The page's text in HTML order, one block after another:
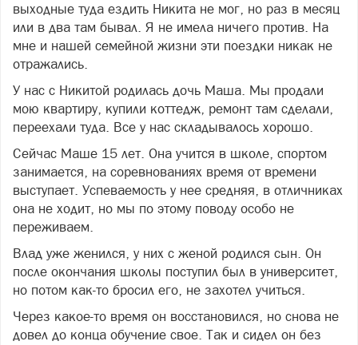
выходные туда ездить Никита не мог, но раз в месяц
или в два там бывал. Я не имела ничего против. На
мне и нашей семейной жизни эти поездки никак не
отражались.
У нас с Никитой родилась дочь Маша. Мы продали
мою квартиру, купили коттедж, ремонт там сделали,
переехали туда. Все у нас складывалось хорошо.
Сейчас Маше 15 лет. Она учится в школе, спортом
занимается, на соревнованиях время от времени
выступает. Успеваемость у нее средняя, в отличниках
она не ходит, но мы по этому поводу особо не
переживаем.
Влад уже женился, у них с женой родился сын. Он
после окончания школы поступил был в университет,
но потом как-то бросил его, не захотел учиться.
Через какое-то время он восстановился, но снова не
довел до конца обучение свое. Так и сидел он без